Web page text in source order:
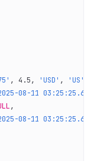
, 4 .5, 'USD' , 'US'
08-11 03:25:25.675'
08-11 03:25:25.675'